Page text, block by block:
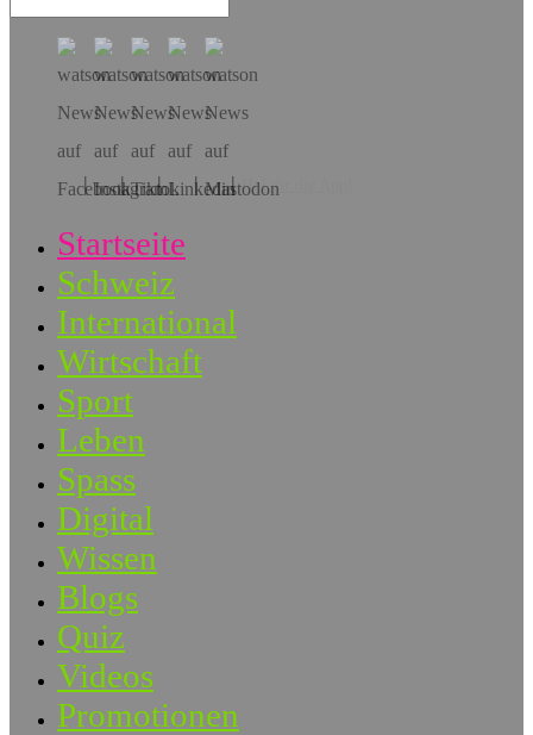
Hol dir die App!
Startseite
Schweiz
International
Wirtschaft
Sport
Leben
Spass
Digital
Wissen
Blogs
Quiz
Videos
Promotionen